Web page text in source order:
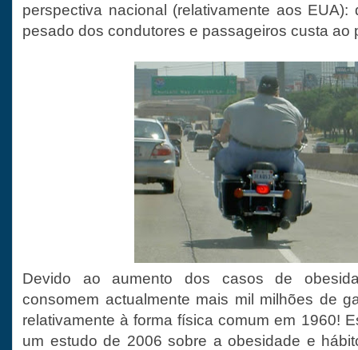
perspectiva nacional (relativamente aos
pesado dos condutores e passageiros custa ao
Devido ao aumento dos casos de
consomem actualmente mais mil milhões de
relativamente à forma física comum em 1960!
um estudo de 2006 sobre a obesidade e